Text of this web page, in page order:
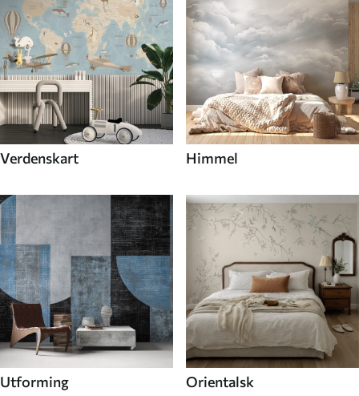
Verdenskart Himmel
Utforming Orientalsk